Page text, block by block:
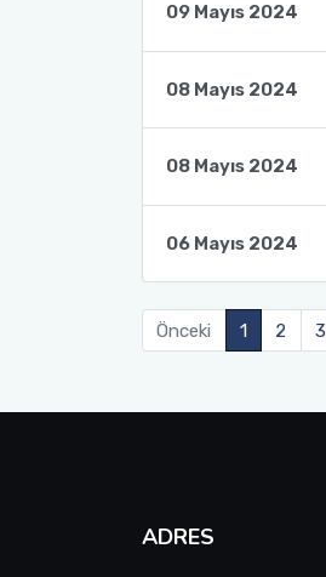
09 Mayıs 2024
08 Mayıs 2024
08 Mayıs 2024
06 Mayıs 2024
Önceki 1 2 3
ADRES